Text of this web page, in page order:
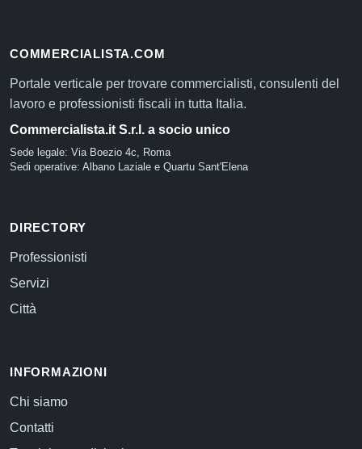
COMMERCIALISTA.COM
Portale verticale per trovare commercialisti, consulenti del
lavoro e professionisti fiscali in tutta Italia.
Commercialista.it S.r.l. a socio unico
Sede legale: Via Boezio 4c, Roma
Sedi operative: Albano Laziale e Quartu Sant'Elena
DIRECTORY
Professionisti
Servizi
Città
INFORMAZIONI
Chi siamo
Contatti